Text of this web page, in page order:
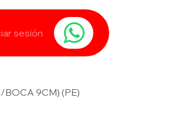
Contáctanos
sesión
BOCA 9CM) (PE)